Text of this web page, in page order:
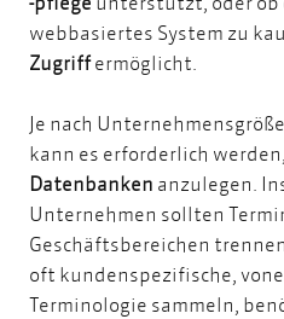
webbasiertes System zu
Zugriffermöglicht.
Je nach
kann es erforderlich werden,
Datenbanken anzulegen.
Unternehmen sollten
Geschäftsbereichen
oft kundenspezifische,
Terminologie sammeln,